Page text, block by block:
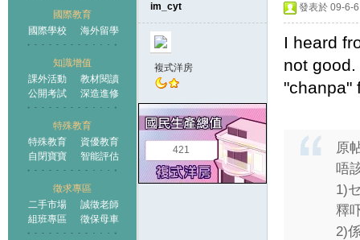
國際教育
國際學校
海外留學
知識增值
課外活動
教材閱讀
公開考試
深造進修
特殊教育
特殊教育
資優教育
自閉寶寶
智能評估
徵求專區
二手市場
誠徵老師
組班專區
徵保母車
im_cyt
複式洋房
421
發表於 09-6-
I heard
not
"chanpa"
原
唔
1)
釋
2)